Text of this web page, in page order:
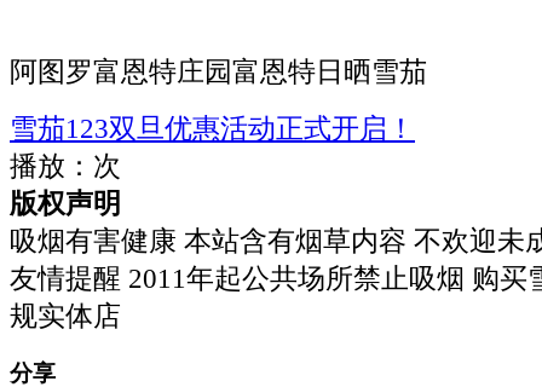
阿图罗富恩特庄园富恩特日晒雪茄
雪茄123双旦优惠活动正式开启！
播放： 次
版权声明
吸烟有害健康 本站含有烟草内容 不欢迎未
友情提醒 2011年起公共场所禁止吸烟 购买
规实体店
分享